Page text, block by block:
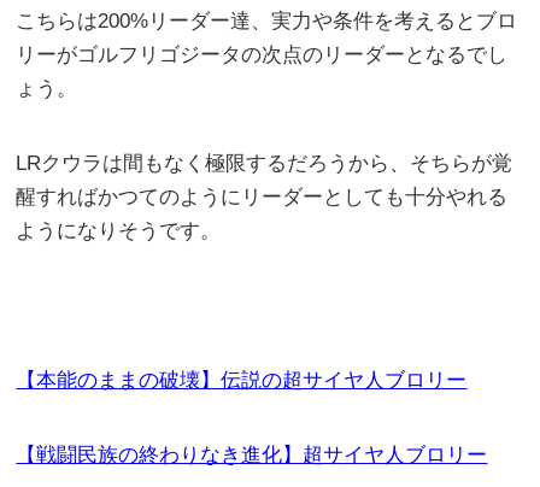
こちらは200%リーダー達、実力や条件を考えるとブロ
リーがゴルフリゴジータの次点のリーダーとなるでし
ょう。
LRクウラは間もなく極限するだろうから、そちらが覚
醒すればかつてのようにリーダーとしても十分やれる
ようになりそうです。
【本能のままの破壊】伝説の超サイヤ人ブロリー
【戦闘民族の終わりなき進化】超サイヤ人ブロリー